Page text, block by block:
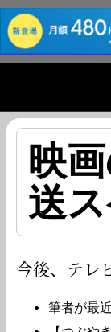
映
送
今後、テレ
筆者が最